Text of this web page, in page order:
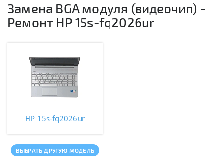
Замена BGA модуля (видеочип) -
Ремонт HP 15s-fq2026ur
HP 15s-fq2026ur
ВЫБРАТЬ ДРУГУЮ МОДЕЛЬ